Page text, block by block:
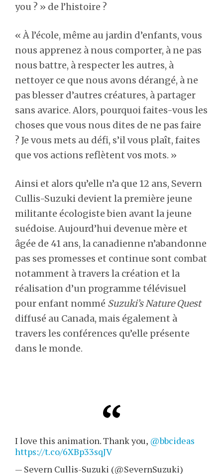
you ? » de l’histoire ?
« À l’école, même au jardin d’enfants, vous
nous apprenez à nous comporter, à ne pas
nous battre, à respecter les autres, à
nettoyer ce que nous avons dérangé, à ne
pas blesser d’autres créatures, à partager
sans avarice. Alors, pourquoi faites-vous les
choses que vous nous dites de ne pas faire
? Je vous mets au défi, s’il vous plaît, faites
que vos actions reflètent vos mots. »
Ainsi et alors qu’elle n’a que 12 ans, Severn
Cullis-Suzuki devient la première jeune
militante écologiste bien avant la jeune
suédoise. Aujourd’hui devenue mère et
âgée de 41 ans, la canadienne n’abandonne
pas ses promesses et continue sont combat
notamment à travers la création et la
réalisation d’un programme télévisuel
pour enfant nommé Suzuki’s Nature Quest
diffusé au Canada, mais également à
travers les conférences qu’elle présente
dans le monde.
I love this animation. Thank you, @bbcideas
https://t.co/6XBp33sqJV
— Severn Cullis-Suzuki (@SevernSuzuki)